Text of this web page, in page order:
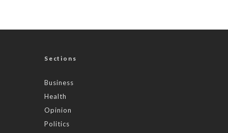
Sections
Business
Health
Opinion
Politics